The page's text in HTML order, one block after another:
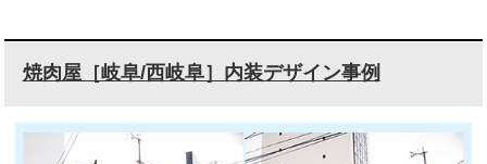
焼肉屋［岐阜/西岐阜］内装デザイン事例